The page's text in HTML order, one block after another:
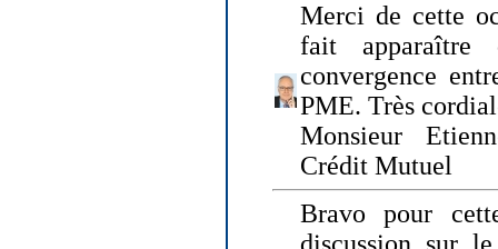
Merci de cette
fait apparaître
convergence
PME. Très
Monsieur
Crédit Mutuel
Bravo pour